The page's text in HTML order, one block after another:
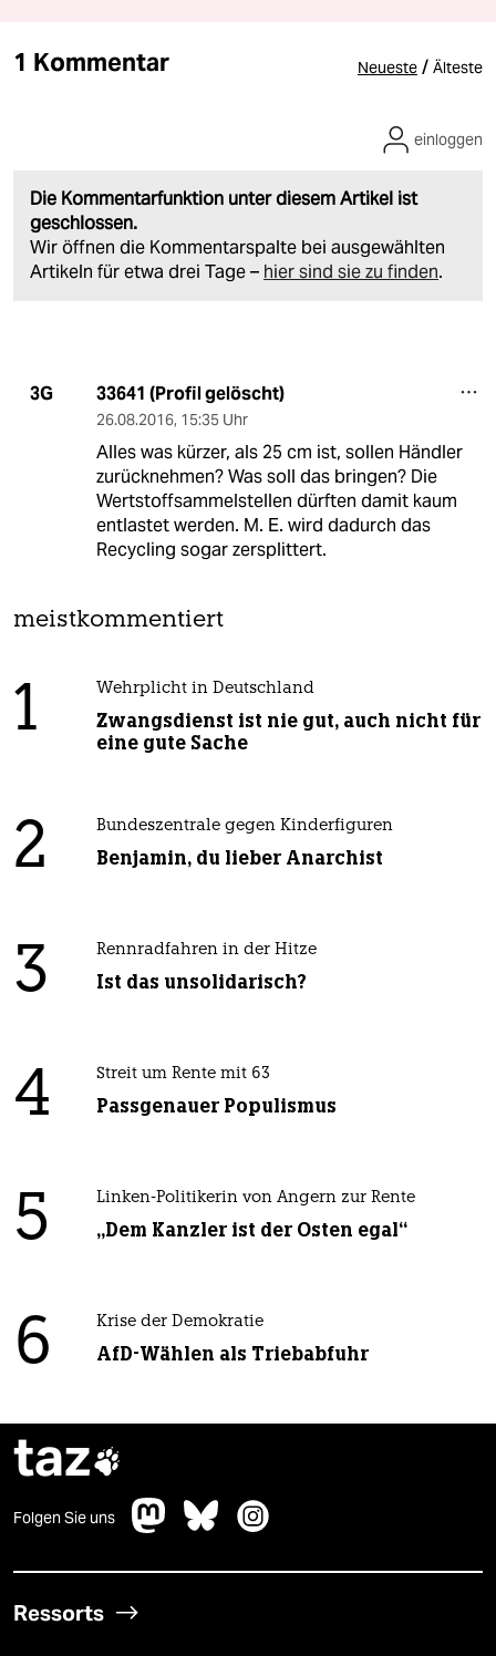
1 Kommentar Neueste / Älteste
Die Kommentarfunktion unter diesem Artikel ist
geschlossen.
Wir öffnen die Kommentarspalte bei ausgewählten
Artikeln für etwa drei Tage – hier sind sie zu finden.
einloggen
3G 33641 (Profil gelöscht)
26.08.2016, 15:35 Uhr
Alles was kürzer, als 25 cm ist, sollen Händler
zurücknehmen? Was soll das bringen? Die
Wertstoffsammelstellen dürften damit kaum
entlastet werden. M. E. wird dadurch das
Recycling sogar zersplittert.
meistkommentiert
1 Wehrplicht in Deutschland
Zwangsdienst ist nie gut, auch nicht für
eine gute Sache
2 Bundeszentrale gegen Kinderfiguren
Benjamin, du lieber Anarchist
3 Rennradfahren in der Hitze
Ist das unsolidarisch?
4 Streit um Rente mit 63
Passgenauer Populismus
5 Linken-Politikerin von Angern zur Rente
„Dem Kanzler ist der Osten egal“
6 Krise der Demokratie
AfD-Wählen als Triebabfuhr
taz
Folgen Sie uns
Ressorts